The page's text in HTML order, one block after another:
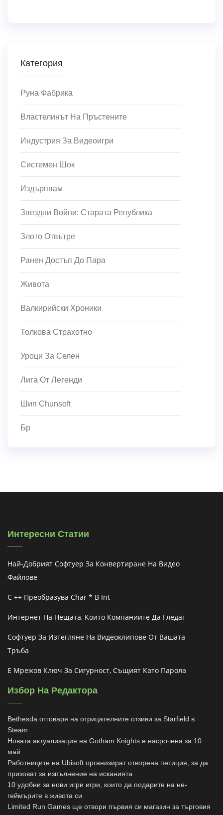
Категория
Руна Фабрика
Властелинът На Пръстените
Индустрия За Видеоигри
Системен Шок
Издърпвам
Звездни Войни: Старата Република
Злото Отвътре
Ранен Достъп До Пара
Живота
Валкирийски Хроники
Толкова Страхотно
Уроци За Селен
Лига От Легенди
Шип Chunsoft
Бр
Интересни Статии
Най-Добрият Софтуер За Конвертиране На Видео
Файлове
C ++ Преобразува Char * В Int
Интернет На Нещата, Които Компаниите Да Гледат
Софтуер За Изтегляне На Видеоклипове От Вашата
Тръба
Е Мрежов Ключ За Сигурност, Същият Като Парола
Избор На Редактора
Bethesda отговаря на отрицателните отзиви за Starfield в
Steam
Новата актуализация на Gotham Knights е насрочена за 10
май
Работниците на Ubisoft организират отворена петиция, за да
призоват за изпълнение на исканията
10 удобни за нови игри игри, които да подарите на не-
геймърите в живота си
Limited Run Games ще отвори първия си магазин за търговия